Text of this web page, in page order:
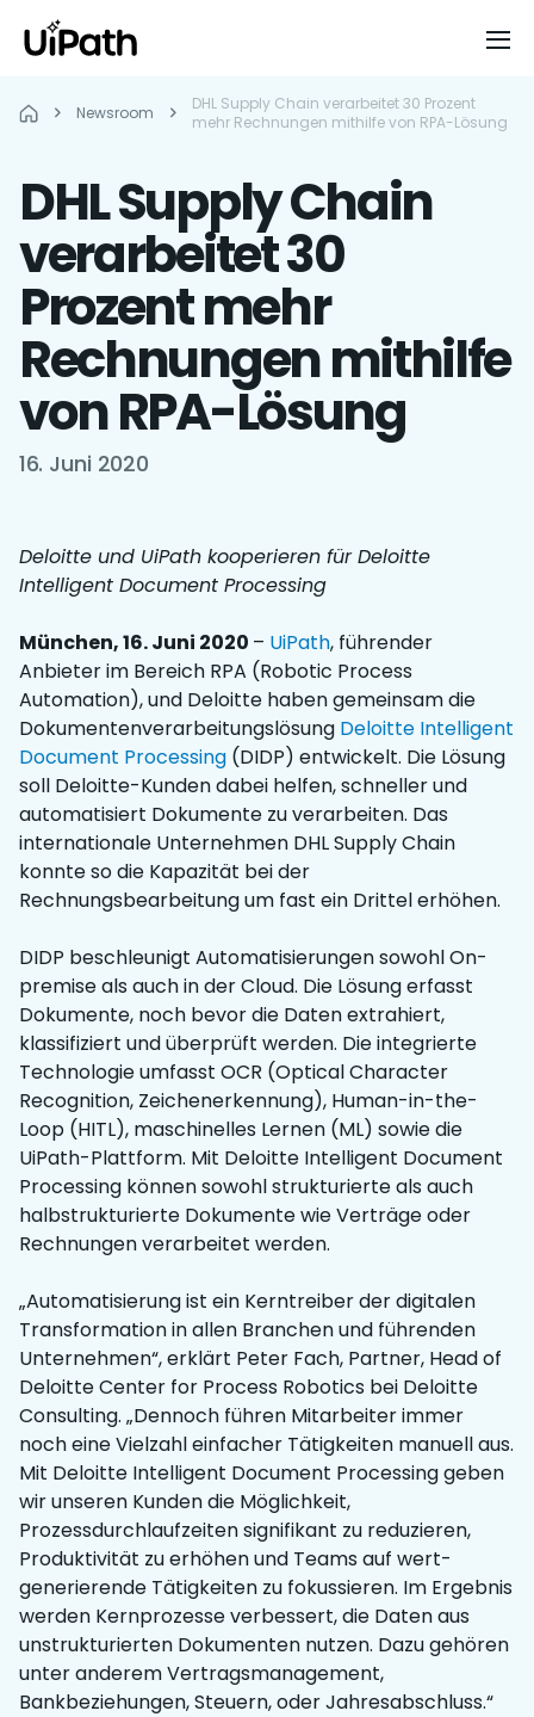
Newsroom
DHL Supply Chain verarbeitet 30 Prozent
mehr Rechnungen mithilfe von RPA-Lösung
DHL Supply Chain
verarbeitet 30
Prozent mehr
Rechnungen mithilfe
von RPA-Lösung
16. Juni 2020
Deloitte und UiPath kooperieren für Deloitte
Intelligent Document Processing
München, 16. Juni 2020 – UiPath, führender
Anbieter im Bereich RPA (Robotic Process
Automation), und Deloitte haben gemeinsam die
Dokumentenverarbeitungslösung Deloitte Intelligent
Document Processing (DIDP) entwickelt. Die Lösung
soll Deloitte-Kunden dabei helfen, schneller und
automatisiert Dokumente zu verarbeiten. Das
internationale Unternehmen DHL Supply Chain
konnte so die Kapazität bei der
Rechnungsbearbeitung um fast ein Drittel erhöhen.
DIDP beschleunigt Automatisierungen sowohl On-
premise als auch in der Cloud. Die Lösung erfasst
Dokumente, noch bevor die Daten extrahiert,
klassifiziert und überprüft werden. Die integrierte
Technologie umfasst OCR (Optical Character
Recognition, Zeichenerkennung), Human-in-the-
Loop (HITL), maschinelles Lernen (ML) sowie die
UiPath-Plattform. Mit Deloitte Intelligent Document
Processing können sowohl strukturierte als auch
halbstrukturierte Dokumente wie Verträge oder
Rechnungen verarbeitet werden.
„Automatisierung ist ein Kerntreiber der digitalen
Transformation in allen Branchen und führenden
Unternehmen“, erklärt Peter Fach, Partner, Head of
Deloitte Center for Process Robotics bei Deloitte
Consulting. „Dennoch führen Mitarbeiter immer
noch eine Vielzahl einfacher Tätigkeiten manuell aus.
Mit Deloitte Intelligent Document Processing geben
wir unseren Kunden die Möglichkeit,
Prozessdurchlaufzeiten signifikant zu reduzieren,
Produktivität zu erhöhen und Teams auf wert-
generierende Tätigkeiten zu fokussieren. Im Ergebnis
werden Kernprozesse verbessert, die Daten aus
unstrukturierten Dokumenten nutzen. Dazu gehören
unter anderem Vertragsmanagement,
Bankbeziehungen, Steuern, oder Jahresabschluss.“